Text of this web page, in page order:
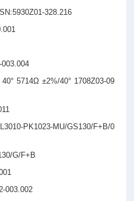
328.216
003.004
40° 5714Ω ±2%/40° 1708Z03-09
PK1023-MU/GS130/F+B/0
G/F+B
003.002